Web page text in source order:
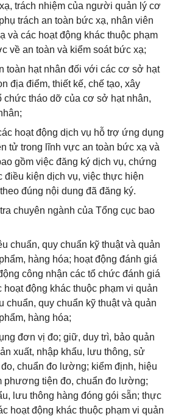
trách nhiệm của người quản lý cơ
trách an toàn bức xạ, nhân viên
và các hoạt động khác thuộc phạm
về an toàn và kiểm soát bức xạ;
toàn hạt nhân đối với các cơ sở hạt
địa điểm, thiết kế, chế tạo, xây
chức tháo dỡ của cơ sở hạt nhân,
hoạt động dịch vụ hỗ trợ ứng dụng
tử trong lĩnh vực an toàn bức xạ và
gồm việc đăng ký dịch vụ, chứng
điều kiện dịch vụ, việc thực hiện
đúng nội dung đã đăng ký.
chuyên ngành của Tổng cục bao
chuẩn, quy chuẩn kỹ thuật và quản
hàng hóa; hoạt động đánh giá
công nhận các tổ chức đánh giá
động khác thuộc phạm vi quản
chuẩn, quy chuẩn kỹ thuật và quản
hàng hóa;
đơn vị đo; giữ, duy trì, bảo quản
xuất, nhập khẩu, lưu thông, sử
chuẩn đo lường; kiểm định, hiệu
phương tiện đo, chuẩn đo lường;
lưu thông hàng đóng gói sẵn; thực
hoạt động khác thuộc phạm vi quản